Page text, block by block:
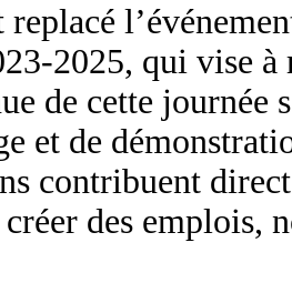
2025, qui vise
de cette journée
et de
contribuent
des emplois,